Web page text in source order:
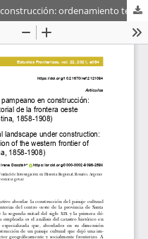
Un paisaje cultural pampeano en construcción: ordenamiento territorial de la frontera oeste santafesina (Argentina, 1858-1908)